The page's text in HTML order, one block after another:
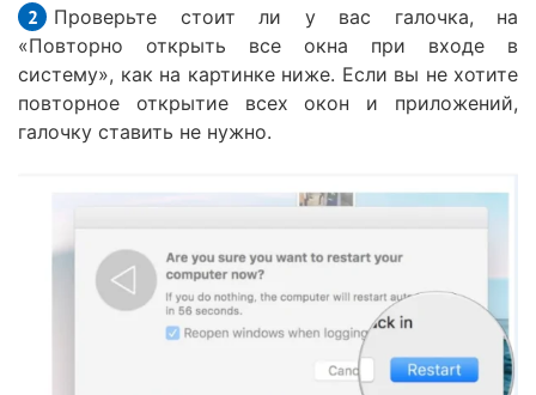
Проверьте стоит ли у вас галочка, на
«Повторно открыть все окна при входе в
систему», как на картинке ниже. Если вы не хотите
повторное открытие всех окон и приложений,
галочку ставить не нужно.